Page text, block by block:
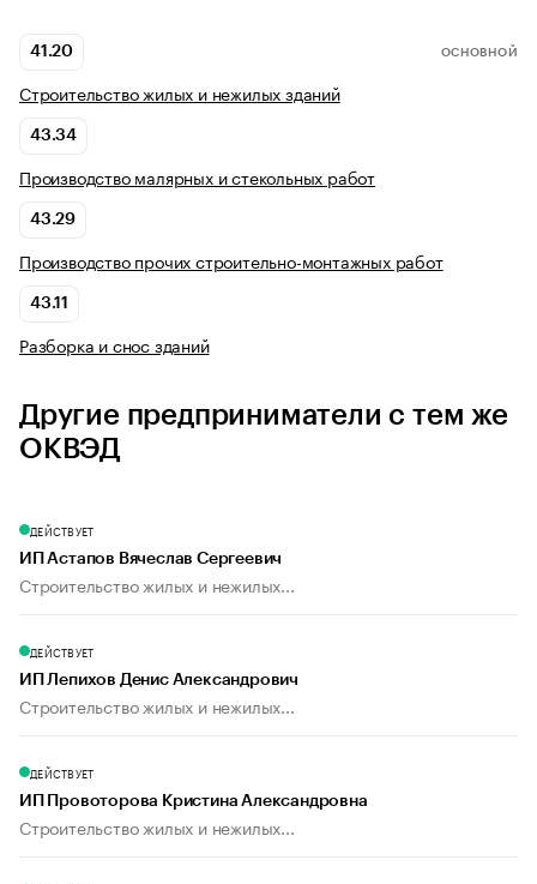
41.20 ОСНОВНОЙ
Строительство жилых и нежилых зданий
43.34
Производство малярных и стекольных работ
43.29
Производство прочих строительно-монтажных работ
43.11
Разборка и снос зданий
Другие предприниматели с тем же
ОКВЭД
ДЕЙСТВУЕТ
ИП Астапов Вячеслав Сергеевич
Строительство жилых и нежилых...
ДЕЙСТВУЕТ
ИП Лепихов Денис Александрович
Строительство жилых и нежилых...
ДЕЙСТВУЕТ
ИП Провоторова Кристина Александровна
Строительство жилых и нежилых...